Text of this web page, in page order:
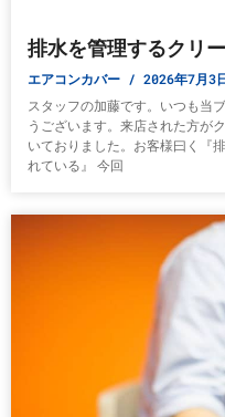
排水を管理するクリ
エアコンカバー 2026年7月3
スタッフの加藤です。いつも当
うございます。来店された方が
いておりました。お客様曰く『
れている』 今回